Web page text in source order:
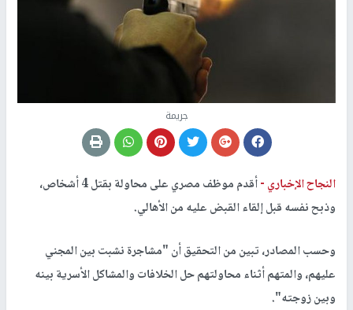
جريمة
النجاح الإخباري -
أقدم موظف مصري على محاولة بقتل 4 أشخاص،
وذبح نفسه قبل إلقاء القبض عليه من الأهالي.
وحسب المصادر، تبين من التحقيق أن "مشاجرة نشبت بين المجني
عليهم، والمتهم أثناء محاولتهم حل الخلافات والمشاكل الأسرية بينه
وبين زوجته".